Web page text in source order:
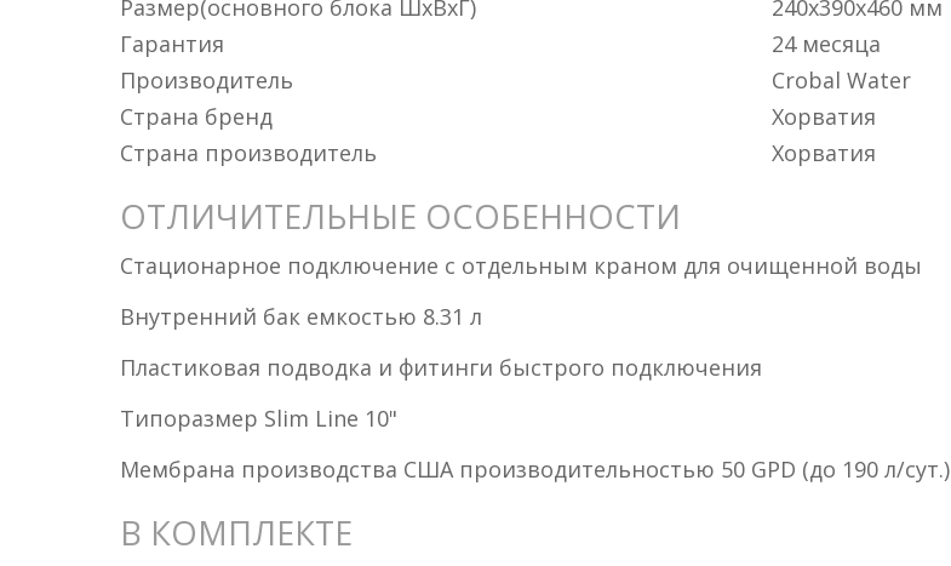
Размер(основного блока ШxВxГ)
240x390x460 мм
Гарантия
24 месяца
Производитель
Crobal Water
Страна бренд
Хорватия
Страна производитель
Хорватия
ОТЛИЧИТЕЛЬНЫЕ ОСОБЕННОСТИ
Стационарное подключение с отдельным краном для очищенной воды
Внутренний бак емкостью 8.31 л
Пластиковая подводка и фитинги быстрого подключения
Типоразмер Slim Line 10"
Мембрана производства США производительностью 50 GPD (до 190 л/сут.)
В КОМПЛЕКТЕ